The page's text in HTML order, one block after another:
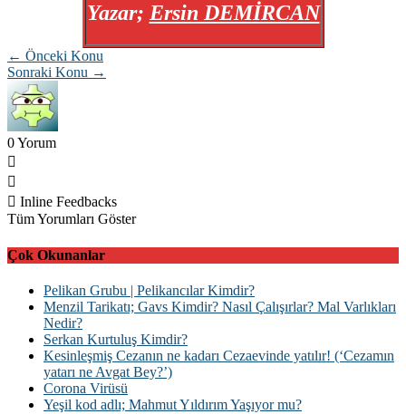
Yazar; Ersin DEMİRCAN‏
← Önceki Konu
Sonraki Konu →
0Yorum
Inline Feedbacks
Tüm Yorumları Göster
Çok Okunanlar
Pelikan Grubu | Pelikancılar Kimdir?
Menzil Tarikatı; Gavs Kimdir? Nasıl Çalışırlar? Mal Varlıkları
Nedir?
Serkan Kurtuluş Kimdir?
Kesinleşmiş Cezanın ne kadarı Cezaevinde yatılır! (‘Cezamın
yatarı ne Avgat Bey?’)
Corona Virüsü
Yeşil kod adlı; Mahmut Yıldırım Yaşıyor mu?